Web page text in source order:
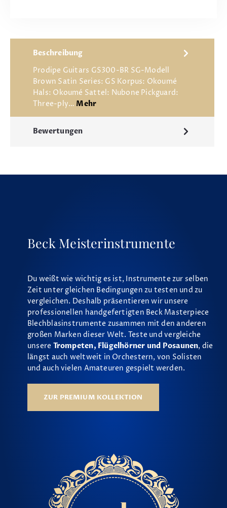
Beschreibung
Prodipe Guitars GS300-BR SG-Modell
Brown Satin Series: GS Korpus: Okoumé
Hals: Okoumé Sattel: Nubone Pickguard:
Three-ply… Mehr
Bewertungen
Beck Meisterinstrumente
Du weißt wie wichtig es ist, Instrumente zur selben
Zeit unter gleichen Bedingungen zu testen und zu
vergleichen. Deshalb präsentieren wir unsere
professionellen handgefertigten Beck Masterpiece
Blechblasinstrumente zusammen mit den anderen
großen Marken dieser Welt. Teste und vergleiche
unsere Trompeten, Flügelhörner und Posaunen, die
längst auch weltweit in Orchestern, von Solisten
und auch vielen Amateuren gespielt werden.
ZUR PREMIUM KOLLEKTION